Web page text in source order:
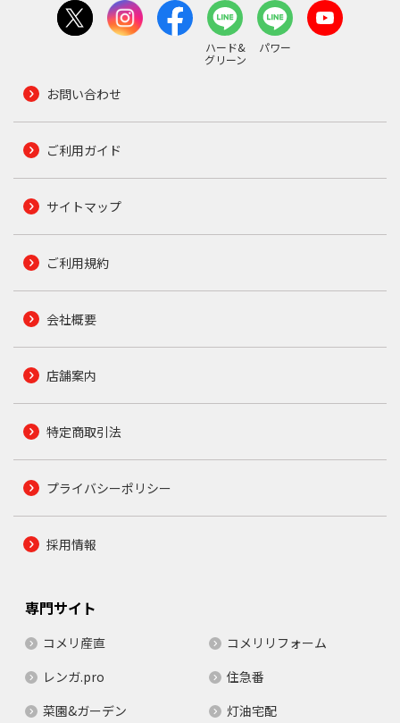
ハード&
グリーン
パワー
お問い合わせ
ご利用ガイド
サイトマップ
ご利用規約
会社概要
店舗案内
特定商取引法
プライバシーポリシー
採用情報
専門サイト
コメリ産直
コメリリフォーム
レンガ.pro
住急番
菜園&ガーデン
灯油宅配